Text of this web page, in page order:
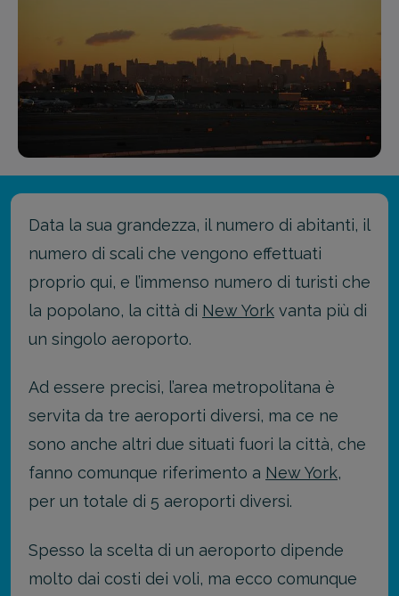
Data la sua grandezza, il numero di abitanti, il
numero di scali che vengono effettuati
proprio qui, e l’immenso numero di turisti che
la popolano, la città di New York vanta più di
un singolo aeroporto.
Ad essere precisi, l’area metropolitana è
servita da tre aeroporti diversi, ma ce ne
sono anche altri due situati fuori la città, che
fanno comunque riferimento a New York,
per un totale di 5 aeroporti diversi.
Spesso la scelta di un aeroporto dipende
molto dai costi dei voli, ma ecco comunque